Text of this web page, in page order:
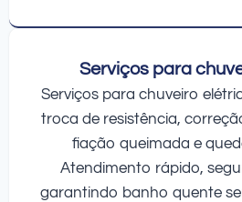
Serviços para
Serviços para chuveiro
troca de resistência,
fiação queimada e
Atendimento rápido,
garantindo banho quente